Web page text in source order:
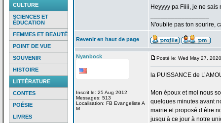
CULTURE
SCIENCES ET
ÉDUCATION
FEMMES ET BEAUTÉ
POINT DE VUE
SOUVENIR
HISTOIRE
LITTÉRATURE
CONTES
POÉSIE
LIVRES
Heyyyy pa Fiiii, je ne sais
N'oublie pas ton sourire,
Revenir en haut de page
Nyanbock
Inscrit le: 25 Aug 2012
Messages: 513
Localisation: FB Evangeliste A
M
Posté le: Wed May 27,
la PUISSANCE de
Mon époux et moi nous
quelques minutes avant
mairie et proposé d’être
jusqu’à ce jour à notre